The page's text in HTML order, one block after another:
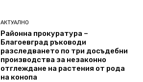
АКТУАЛНО
Районна прокуратура –
Благоевград ръководи
разследването по три досъдебни
производства за незаконно
отглеждане на растения от рода
на конопа